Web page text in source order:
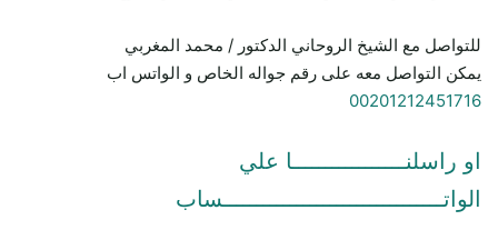
للتواصل مع الشيخ الروحاني الدكتور / محمد المغربي
يمكن التواصل معه على رقم جواله الخاص و الواتس اب
00201212451716
او راسلنـــــــــــــــــا علي
الواتـــــــــــــــــــــــــــــــــساب